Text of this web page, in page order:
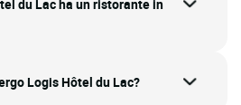
du Lac ha un ristorante in
Logis Hôtel du Lac?